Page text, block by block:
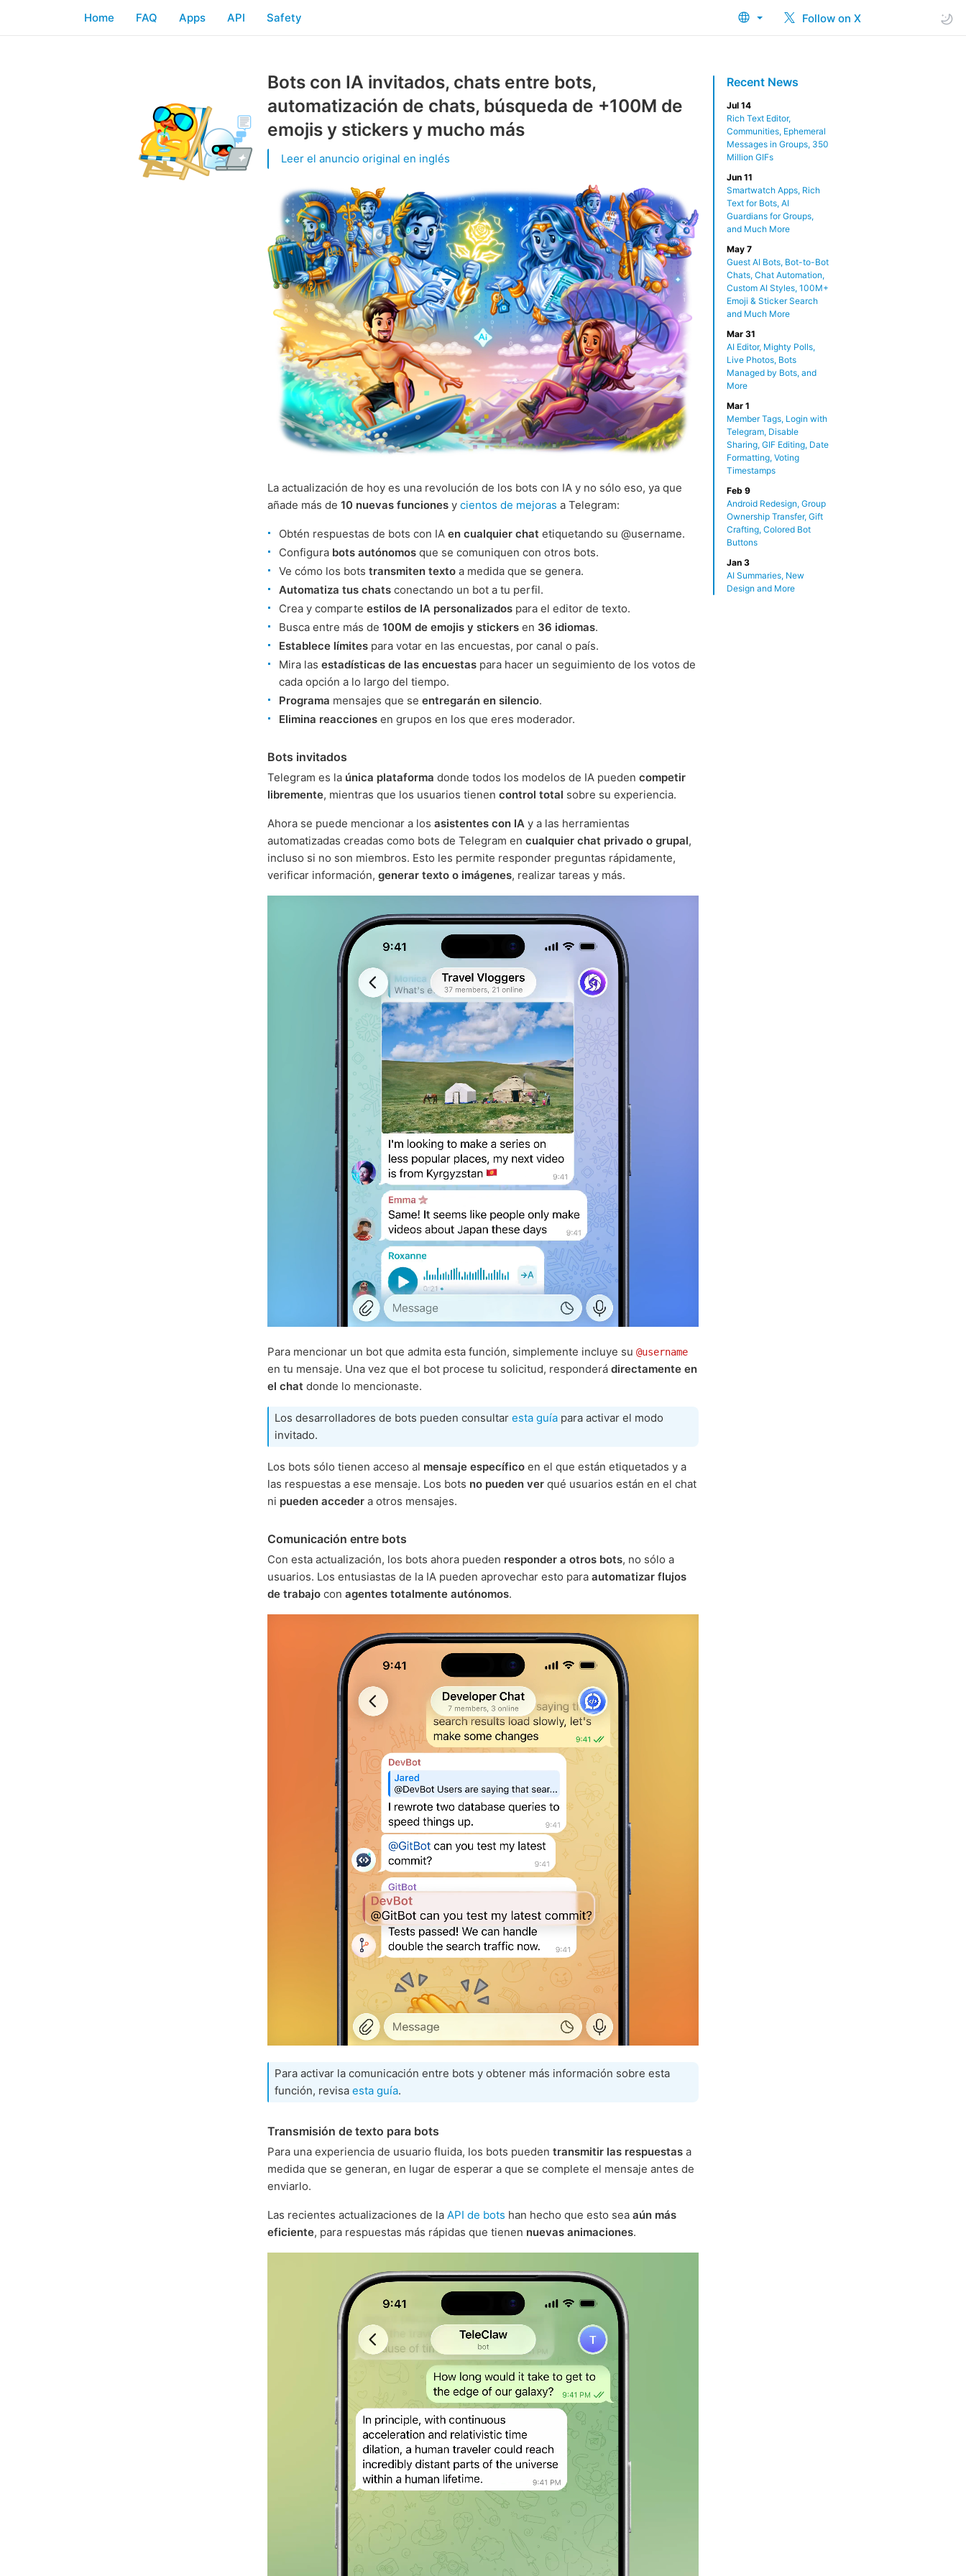
Follow on X
Home FAQ Apps API Safety
Recent News
Jul 14
Rich Text Editor,
Communities, Ephemeral
Messages in Groups, 350
Million GIFs
Jun 11
Smartwatch Apps, Rich
Text for Bots, AI
Guardians for Groups,
and Much More
May 7
Guest AI Bots, Bot-to-Bot
Chats, Chat Automation,
Custom AI Styles, 100M+
Emoji & Sticker Search
and Much More
Mar 31
AI Editor, Mighty Polls,
Live Photos, Bots
Managed by Bots, and
More
Mar 1
Member Tags, Login with
Telegram, Disable
Sharing, GIF Editing, Date
Formatting, Voting
Timestamps
Feb 9
Android Redesign, Group
Ownership Transfer, Gift
Crafting, Colored Bot
Buttons
Jan 3
AI Summaries, New
Design and More
Bots con IA invitados, chats entre bots,
automatización de chats, búsqueda de +100M de
emojis y stickers y mucho más
Leer el anuncio original en inglés
La actualización de hoy es una revolución de los bots con IA y no sólo eso, ya que
añade más de 10 nuevas funciones y cientos de mejoras a Telegram:
Obtén respuestas de bots con IA en cualquier chat etiquetando su @username.
Configura bots autónomos que se comuniquen con otros bots.
Ve cómo los bots transmiten texto a medida que se genera.
Automatiza tus chats conectando un bot a tu perfil.
Crea y comparte estilos de IA personalizados para el editor de texto.
Busca entre más de 100M de emojis y stickers en 36 idiomas.
Establece límites para votar en las encuestas, por canal o país.
Mira las estadísticas de las encuestas para hacer un seguimiento de los votos de
cada opción a lo largo del tiempo.
Programa mensajes que se entregarán en silencio.
Elimina reacciones en grupos en los que eres moderador.
Bots invitados
Telegram es la única plataforma donde todos los modelos de IA pueden competir
libremente, mientras que los usuarios tienen control total sobre su experiencia.
Ahora se puede mencionar a los asistentes con IA y a las herramientas
automatizadas creadas como bots de Telegram en cualquier chat privado o grupal,
incluso si no son miembros. Esto les permite responder preguntas rápidamente,
verificar información, generar texto o imágenes, realizar tareas y más.
Para mencionar un bot que admita esta función, simplemente incluye su @username
en tu mensaje. Una vez que el bot procese tu solicitud, responderá directamente en
el chat donde lo mencionaste.
Los desarrolladores de bots pueden consultar esta guía para activar el modo
invitado.
Los bots sólo tienen acceso al mensaje específico en el que están etiquetados y a
las respuestas a ese mensaje. Los bots no pueden ver qué usuarios están en el chat
ni pueden acceder a otros mensajes.
Comunicación entre bots
Con esta actualización, los bots ahora pueden responder a otros bots, no sólo a
usuarios. Los entusiastas de la IA pueden aprovechar esto para automatizar flujos
de trabajo con agentes totalmente autónomos.
Para activar la comunicación entre bots y obtener más información sobre esta
función, revisa esta guía.
Transmisión de texto para bots
Para una experiencia de usuario fluida, los bots pueden transmitir las respuestas a
medida que se generan, en lugar de esperar a que se complete el mensaje antes de
enviarlo.
Las recientes actualizaciones de la API de bots han hecho que esto sea aún más
eficiente, para respuestas más rápidas que tienen nuevas animaciones.